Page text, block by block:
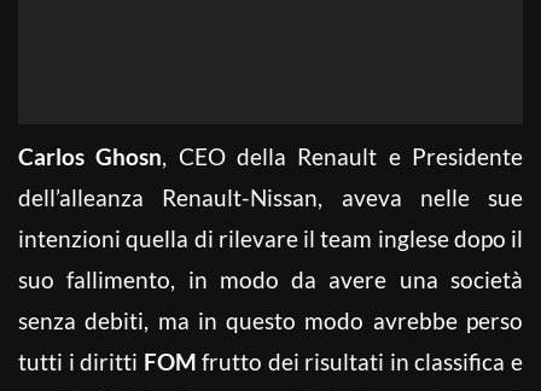
Carlos Ghosn , CEO della Renault e Presidente
dell’alleanza Renault-Nissan, aveva nelle sue
intenzioni quella di rilevare il team inglese dopo il
suo fallimento, in modo da avere una società
senza debiti, ma in questo modo avrebbe perso
tutti i diritti FOM frutto dei risultati in classifica e